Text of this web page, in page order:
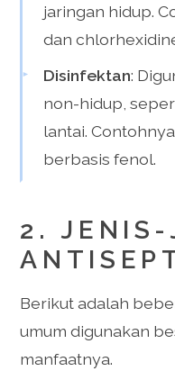
jaringan hidup.
dan
Disinfektan:
non-hidup,
lantai.
berbasis fenol.
2. JENIS-
Berikut adalah
umum digunakan
manfaatnya.